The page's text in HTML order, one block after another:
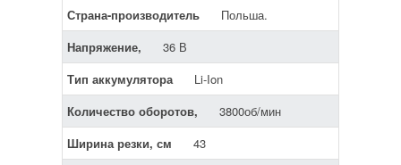
Страна-производитель
Польша.
Напряжение,
36 В
Тип аккумулятора
Li-Ion
Количество оборотов,
3800об/мин
Ширина резки, см
43